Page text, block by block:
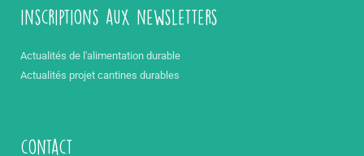
inscriptions aux newsletters
Actualités de l'alimentation durable
Actualités projet cantines durables
contact